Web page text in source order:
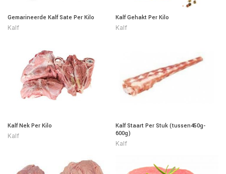
Gemarineerde Kalf Sate Per Kilo
Kalf
Kalf Gehakt Per Kilo
Kalf
Kalf Nek Per Kilo
Kalf
Kalf Staart Per Stuk (tussen450g-
600g)
Kalf